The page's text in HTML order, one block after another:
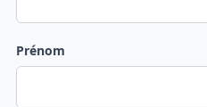
Prénom